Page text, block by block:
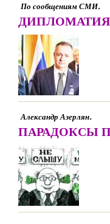
По сообщениям СМИ.
Александр Азерлян.
ПАРАДОКСЫ